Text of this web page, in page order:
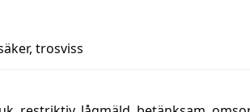
, trosviss